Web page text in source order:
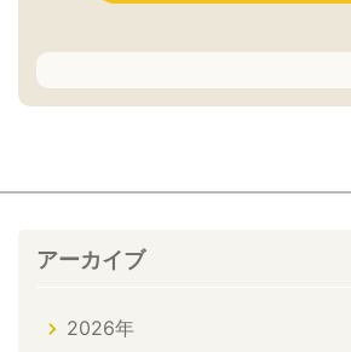
アーカイブ
2026年